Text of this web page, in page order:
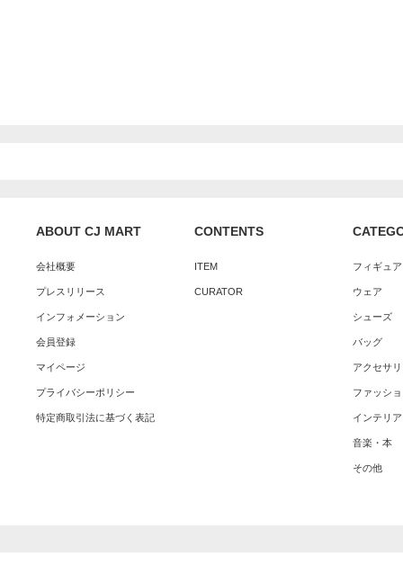
ABOUT CJ MART
会社概要
プレスリリース
インフォメーション
会員登録
マイページ
プライバシーポリシー
特定商取引法に基づく表記
CONTENTS
ITEM
CURATOR
フィギュ
ウェア
シューズ
バッグ
アクセサ
ファッシ
インテリア
音楽・本
その他